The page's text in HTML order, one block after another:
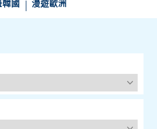
韓國
漫遊歐洲